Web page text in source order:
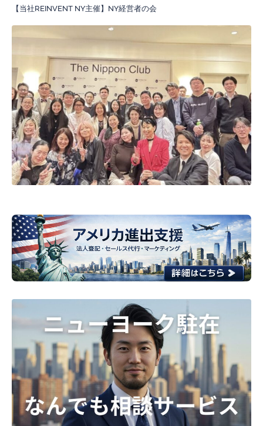
【当社REINVENT NY主催】NY経営者の会